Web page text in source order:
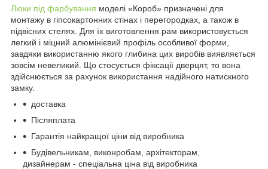
Люки під фарбування моделі «Короб» призначені для
монтажу в гіпсокартонних стінах і перегородках, а також в
підвісних стелях. Для їх виготовлення рам використовується
легкий і міцний алюмінієвий профіль особливої форми,
завдяки використанню якого глибина цих виробів виявляється
зовсім невеликий. Що стосується фіксації дверцят, то вона
здійснюється за рахунок використання надійного натискного
замку.
доставка
Післяплата
Гарантія найкращої ціни від виробника
Будівельникам, виконробам, архітекторам,
дизайнерам - спеціальна ціна від виробника